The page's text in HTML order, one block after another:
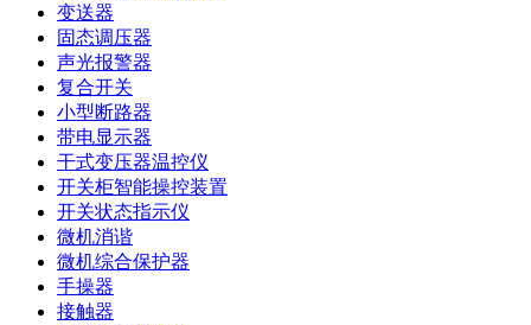
变送器
固态调压器
声光报警器
复合开关
小型断路器
带电显示器
干式变压器温控仪
开关柜智能操控装置
开关状态指示仪
微机消谐
微机综合保护器
手操器
接触器